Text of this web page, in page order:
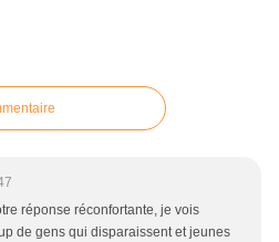
réponse réconfortante, je vois
de gens qui disparaissent et jeunes